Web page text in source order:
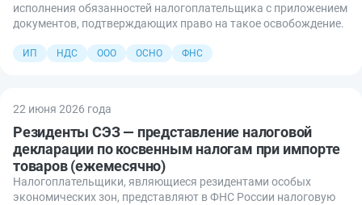
исполнения обязанностей налогоплательщика с приложением
документов, подтверждающих право на такое освобождение.
ИП НДС ООО ОСНО ФНС
22 июня 2026 года
Резиденты СЭЗ — представление налоговой
декларации по косвенным налогам при импорте
товаров (ежемесячно)
Налогоплательщики, являющиеся резидентами особых
экономических зон, представляют в ФНС России налоговую